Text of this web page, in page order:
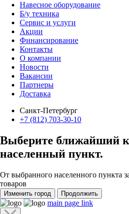
Навесное оборудование
Б/у техника
Сервис и услуги
Акции
Финансирование
Контакты
О компании
Новости
Вакансии
Партнеры
Доставка
Санкт-Петербург
+7 (812) 703-30-10
Выберите ближайший
населенный пункт.
От выбранного населенного пункта
товаров
Изменить город Продолжить
main page link